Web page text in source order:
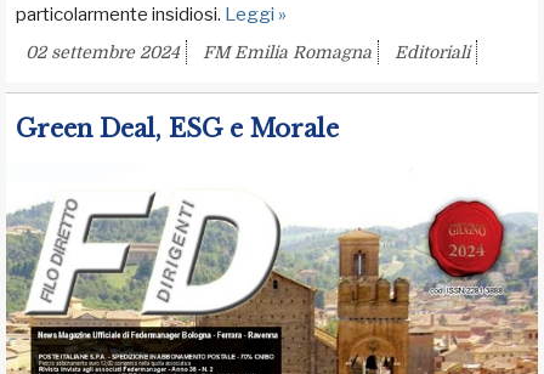
particolarmente insidiosi. Leggi »
02 settembre 2024 FM Emilia Romagna Editoriali
Green Deal, ESG e Morale